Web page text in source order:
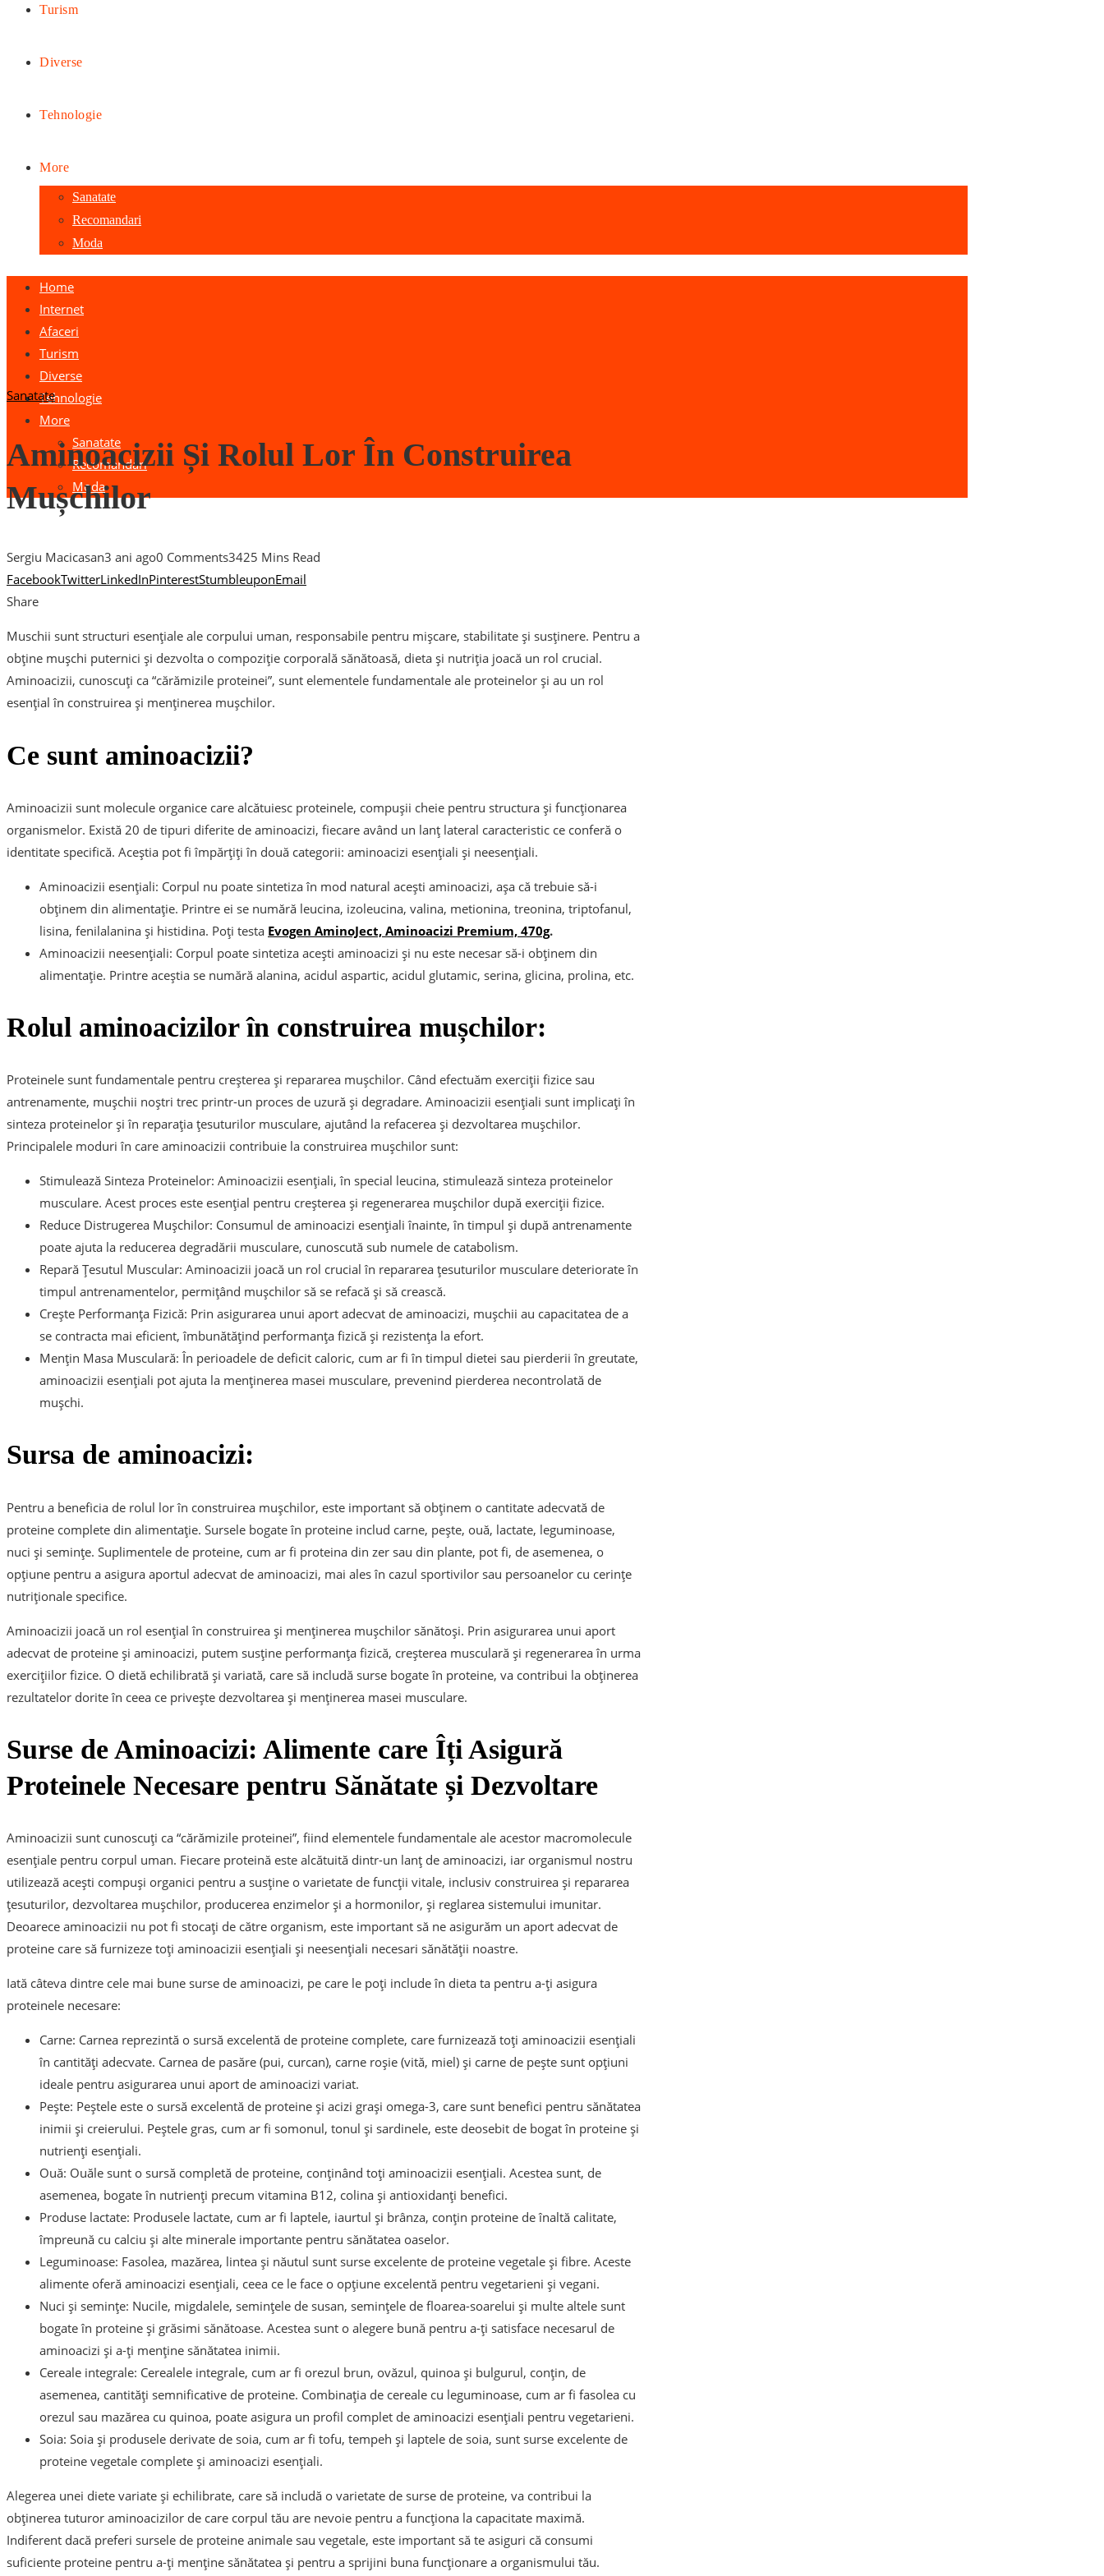
Turism
Diverse
Tehnologie
More
Sanatate
Recomandari
Moda
Home
Internet
Afaceri
Turism
Diverse
Tehnologie
More
Sanatate
Recomandari
Moda
Sanatate
Aminoacizii Și Rolul Lor În Construirea
Mușchilor
Sergiu Macicasan3 ani ago0 Comments3425 Mins Read
FacebookTwitterLinkedInPinterestStumbleuponEmail
Share
Muschii sunt structuri esențiale ale corpului uman, responsabile pentru mișcare, stabilitate și susținere. Pentru a
obține mușchi puternici și dezvolta o compoziție corporală sănătoasă, dieta și nutriția joacă un rol crucial.
Aminoacizii, cunoscuți ca “cărămizile proteinei”, sunt elementele fundamentale ale proteinelor și au un rol
esențial în construirea și menținerea mușchilor.
Ce sunt aminoacizii?
Aminoacizii sunt molecule organice care alcătuiesc proteinele, compușii cheie pentru structura și funcționarea
organismelor. Există 20 de tipuri diferite de aminoacizi, fiecare având un lanț lateral caracteristic ce conferă o
identitate specifică. Aceștia pot fi împărțiți în două categorii: aminoacizi esențiali și neesențiali.
Aminoacizii esențiali: Corpul nu poate sintetiza în mod natural acești aminoacizi, așa că trebuie să-i
obținem din alimentație. Printre ei se numără leucina, izoleucina, valina, metionina, treonina, triptofanul,
lisina, fenilalanina și histidina. Poți testa Evogen AminoJect, Aminoacizi Premium, 470g.
Aminoacizii neesențiali: Corpul poate sintetiza acești aminoacizi și nu este necesar să-i obținem din
alimentație. Printre aceștia se numără alanina, acidul aspartic, acidul glutamic, serina, glicina, prolina, etc.
Rolul aminoacizilor în construirea mușchilor:
Proteinele sunt fundamentale pentru creșterea și repararea mușchilor. Când efectuăm exerciții fizice sau
antrenamente, mușchii noștri trec printr-un proces de uzură și degradare. Aminoacizii esențiali sunt implicați în
sinteza proteinelor și în reparația țesuturilor musculare, ajutând la refacerea și dezvoltarea mușchilor.
Principalele moduri în care aminoacizii contribuie la construirea mușchilor sunt:
Stimulează Sinteza Proteinelor: Aminoacizii esențiali, în special leucina, stimulează sinteza proteinelor
musculare. Acest proces este esențial pentru creșterea și regenerarea mușchilor după exerciții fizice.
Reduce Distrugerea Mușchilor: Consumul de aminoacizi esențiali înainte, în timpul și după antrenamente
poate ajuta la reducerea degradării musculare, cunoscută sub numele de catabolism.
Repară Țesutul Muscular: Aminoacizii joacă un rol crucial în repararea țesuturilor musculare deteriorate în
timpul antrenamentelor, permițând mușchilor să se refacă și să crească.
Crește Performanța Fizică: Prin asigurarea unui aport adecvat de aminoacizi, mușchii au capacitatea de a
se contracta mai eficient, îmbunătățind performanța fizică și rezistența la efort.
Mențin Masa Musculară: În perioadele de deficit caloric, cum ar fi în timpul dietei sau pierderii în greutate,
aminoacizii esențiali pot ajuta la menținerea masei musculare, prevenind pierderea necontrolată de
mușchi.
Sursa de aminoacizi:
Pentru a beneficia de rolul lor în construirea mușchilor, este important să obținem o cantitate adecvată de
proteine complete din alimentație. Sursele bogate în proteine includ carne, pește, ouă, lactate, leguminoase,
nuci și semințe. Suplimentele de proteine, cum ar fi proteina din zer sau din plante, pot fi, de asemenea, o
opțiune pentru a asigura aportul adecvat de aminoacizi, mai ales în cazul sportivilor sau persoanelor cu cerințe
nutriționale specifice.
Aminoacizii joacă un rol esențial în construirea și menținerea mușchilor sănătoși. Prin asigurarea unui aport
adecvat de proteine și aminoacizi, putem susține performanța fizică, creșterea musculară și regenerarea în urma
exercițiilor fizice. O dietă echilibrată și variată, care să includă surse bogate în proteine, va contribui la obținerea
rezultatelor dorite în ceea ce privește dezvoltarea și menținerea masei musculare.
Surse de Aminoacizi: Alimente care Îți Asigură
Proteinele Necesare pentru Sănătate și Dezvoltare
Aminoacizii sunt cunoscuți ca “cărămizile proteinei”, fiind elementele fundamentale ale acestor macromolecule
esențiale pentru corpul uman. Fiecare proteină este alcătuită dintr-un lanț de aminoacizi, iar organismul nostru
utilizează acești compuși organici pentru a susține o varietate de funcții vitale, inclusiv construirea și repararea
țesuturilor, dezvoltarea mușchilor, producerea enzimelor și a hormonilor, și reglarea sistemului imunitar.
Deoarece aminoacizii nu pot fi stocați de către organism, este important să ne asigurăm un aport adecvat de
proteine care să furnizeze toți aminoacizii esențiali și neesențiali necesari sănătății noastre.
Iată câteva dintre cele mai bune surse de aminoacizi, pe care le poți include în dieta ta pentru a-ți asigura
proteinele necesare:
Carne: Carnea reprezintă o sursă excelentă de proteine complete, care furnizează toți aminoacizii esențiali
în cantități adecvate. Carnea de pasăre (pui, curcan), carne roșie (vită, miel) și carne de pește sunt opțiuni
ideale pentru asigurarea unui aport de aminoacizi variat.
Pește: Peștele este o sursă excelentă de proteine și acizi grași omega-3, care sunt benefici pentru sănătatea
inimii și creierului. Peștele gras, cum ar fi somonul, tonul și sardinele, este deosebit de bogat în proteine și
nutrienți esențiali.
Ouă: Ouăle sunt o sursă completă de proteine, conținând toți aminoacizii esențiali. Acestea sunt, de
asemenea, bogate în nutrienți precum vitamina B12, colina și antioxidanți benefici.
Produse lactate: Produsele lactate, cum ar fi laptele, iaurtul și brânza, conțin proteine de înaltă calitate,
împreună cu calciu și alte minerale importante pentru sănătatea oaselor.
Leguminoase: Fasolea, mazărea, lintea și năutul sunt surse excelente de proteine vegetale și fibre. Aceste
alimente oferă aminoacizi esențiali, ceea ce le face o opțiune excelentă pentru vegetarieni și vegani.
Nuci și semințe: Nucile, migdalele, semințele de susan, semințele de floarea-soarelui și multe altele sunt
bogate în proteine și grăsimi sănătoase. Acestea sunt o alegere bună pentru a-ți satisface necesarul de
aminoacizi și a-ți menține sănătatea inimii.
Cereale integrale: Cerealele integrale, cum ar fi orezul brun, ovăzul, quinoa și bulgurul, conțin, de
asemenea, cantități semnificative de proteine. Combinația de cereale cu leguminoase, cum ar fi fasolea cu
orezul sau mazărea cu quinoa, poate asigura un profil complet de aminoacizi esențiali pentru vegetarieni.
Soia: Soia și produsele derivate de soia, cum ar fi tofu, tempeh și laptele de soia, sunt surse excelente de
proteine vegetale complete și aminoacizi esențiali.
Alegerea unei diete variate și echilibrate, care să includă o varietate de surse de proteine, va contribui la
obținerea tuturor aminoacizilor de care corpul tău are nevoie pentru a funcționa la capacitate maximă.
Indiferent dacă preferi sursele de proteine animale sau vegetale, este important să te asiguri că consumi
suficiente proteine pentru a-ți menține sănătatea și pentru a sprijini buna funcționare a organismului tău.